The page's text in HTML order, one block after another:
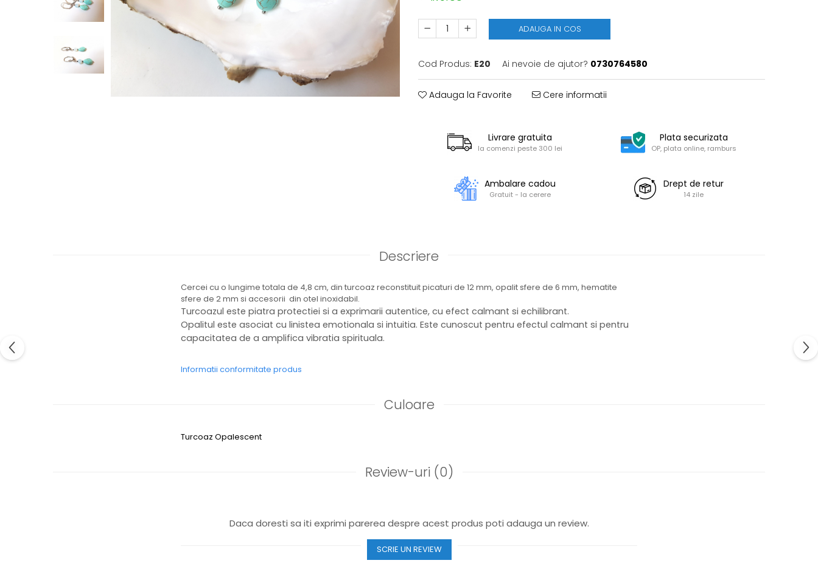
ADAUGA IN COS
Cod Produs: E20 Ai nevoie de ajutor? 0730764580
Adauga la Favorite Cere informatii
Livrare gratuita
la comenzi peste 300 lei
Plata securizata
OP, plata online, ramburs
Ambalare cadou
Gratuit - la cerere
Drept de retur
14 zile
Descriere
Cercei cu o lungime totala de 4,8 cm, din turcoaz reconstituit picaturi de 12 mm, opalit sfere de 6 mm, hematite
sfere de 2 mm si accesorii din otel inoxidabil.
Turcoazul este piatra protectiei si a exprimarii autentice, cu efect calmant si echilibrant.
Opalitul este asociat cu linistea emotionala si intuitia. Este cunoscut pentru efectul calmant si pentru
capacitatea de a amplifica vibratia spirituala.
Informatii conformitate produs
Culoare
Turcoaz Opalescent
Review-uri (0)
Daca doresti sa iti exprimi parerea despre acest produs poti adauga un review.
SCRIE UN REVIEW